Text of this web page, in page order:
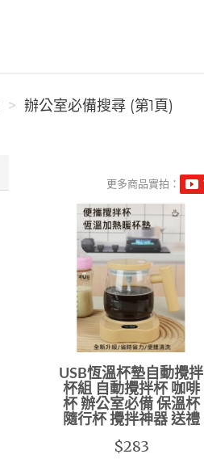
辦公室必備搜尋 (第1頁)
更多商品實拍：
USB恆溫杯墊自動攪拌
杯組 自動攪拌杯 咖啡
杯 辦公室必備 保溫杯
隨行杯 攪拌神器 送禮
$283